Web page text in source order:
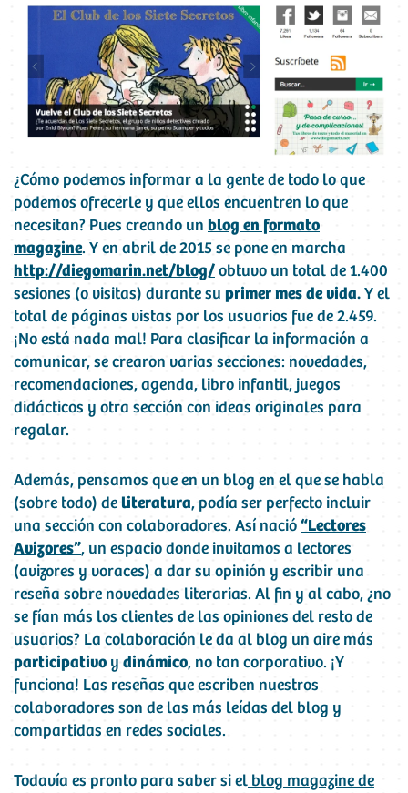
¿Cómo podemos informar a la gente de todo lo que
podemos ofrecerle y que ellos encuentren lo que
necesitan? Pues creando un blog en formato
magazine. Y en abril de 2015 se pone en marcha
http://diegomarin.net/blog/ obtuvo un total de 1.400
sesiones (o visitas) durante su primer mes de vida. Y el
total de páginas vistas por los usuarios fue de 2.459.
¡No está nada mal! Para clasificar la información a
comunicar, se crearon varias secciones: novedades,
recomendaciones, agenda, libro infantil, juegos
didácticos y otra sección con ideas originales para
regalar.
Además, pensamos que en un blog en el que se habla
(sobre todo) de literatura, podía ser perfecto incluir
una sección con colaboradores. Así nació “Lectores
Avizores”, un espacio donde invitamos a lectores
(avizores y voraces) a dar su opinión y escribir una
reseña sobre novedades literarias. Al fin y al cabo, ¿no
se fían más los clientes de las opiniones del resto de
usuarios? La colaboración le da al blog un aire más
participativo y dinámico, no tan corporativo. ¡Y
funciona! Las reseñas que escriben nuestros
colaboradores son de las más leídas del blog y
compartidas en redes sociales.
Todavía es pronto para saber si el blog magazine de